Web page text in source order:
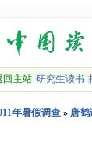
回主站| 研究生读书|
年暑假调查» 唐